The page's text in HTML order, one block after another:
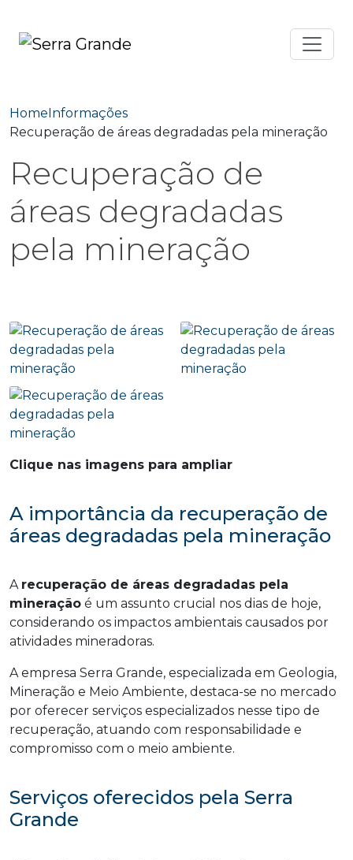
HomeInformações
Recuperação de áreas degradadas pela mineração
Recuperação de
áreas degradadas
pela mineração
Clique nas imagens para ampliar
A importância da recuperação de
áreas degradadas pela mineração
A recuperação de áreas degradadas pela
mineração é um assunto crucial nos dias de hoje,
considerando os impactos ambientais causados por
atividades mineradoras.
A empresa Serra Grande, especializada em Geologia,
Mineração e Meio Ambiente, destaca-se no mercado
por oferecer serviços especializados nesse tipo de
recuperação, atuando com responsabilidade e
compromisso com o meio ambiente.
Serviços oferecidos pela Serra
Grande